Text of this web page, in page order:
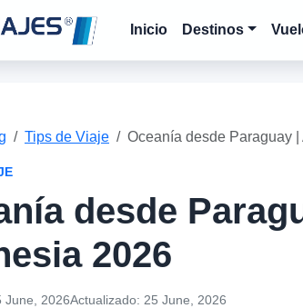
Inicio Destinos
Tips de Viaje Oceanía desde Paraguay
desde
2026
June, 2026Actualizado: 25 June, 2026